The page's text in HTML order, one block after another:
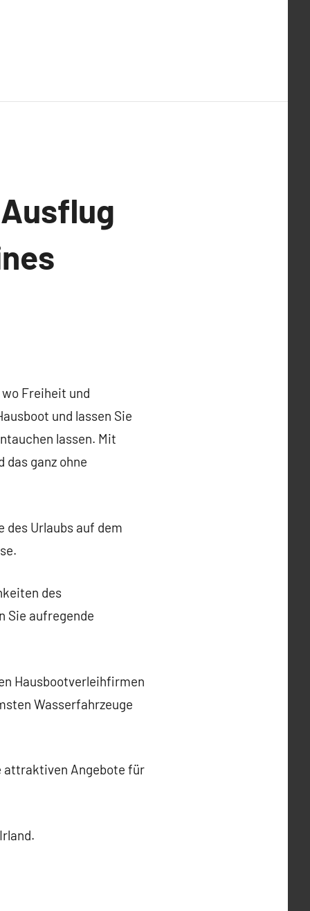
Freiheit und
und lassen Sie
lassen. Mit
das ganz ohne
des Urlaubs auf dem
des
Sie aufregende
Hausbootverleihfirmen
Wasserfahrzeuge
attraktiven Angebote für